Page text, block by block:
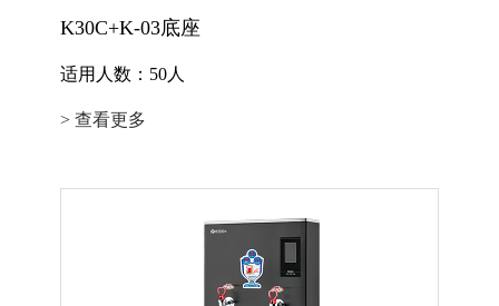
K30C+K-03底座
适用人数：50人
> 查看更多